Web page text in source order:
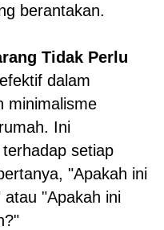
berantakan.
Tidak Perlu
dalam
minimalisme
Ini
setiap
"Apakah ini
atau "Apakah ini